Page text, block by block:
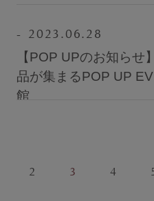
着用方法
洗濯方法
お知らせ
2023.06.28
【POP UPのお知らせ
品が集まるPOP UP
館
2 3 4